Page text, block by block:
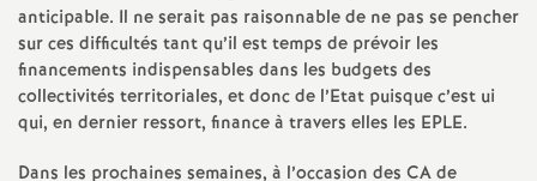
e
i
g
anticipable. Il ne serait pas raisonnable de ne pas se pencher
sur ces difficultés tant qu’il est temps de prévoir les
financements indispensables dans les budgets des
collectivités territoriales, et donc de l’Etat puisque c’est ui
qui, en dernier ressort, finance à travers elles les EPLE.
Dans les prochaines semaines, à l’occasion des CA de